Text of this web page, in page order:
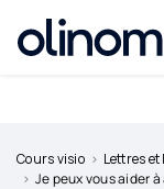
professeur
Cours visio Lettres
Je peux vous aider à
Olinom™ respecte